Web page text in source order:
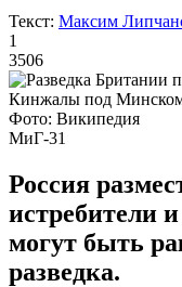
Текст: Максим
1
3506
Фото: Википедия
МиГ-31
Россия
истребители
могут быть
разведка.